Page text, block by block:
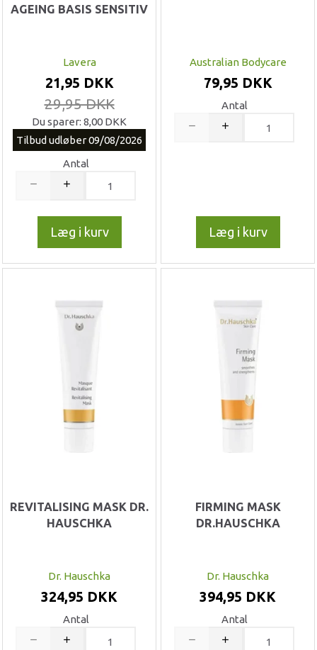
AGEING BASIS SENSITIV
Lavera
21,95 DKK
29,95 DKK
Du sparer: 8,00 DKK
Tilbud udløber 09/08/2026
Antal
Læg i kurv
Australian Bodycare
79,95 DKK
Antal
Læg i kurv
REVITALISING MASK DR.
HAUSCHKA
Dr. Hauschka
324,95 DKK
Antal
FIRMING MASK
DR.HAUSCHKA
Dr. Hauschka
394,95 DKK
Antal